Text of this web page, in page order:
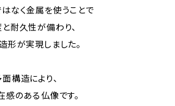
なく金属を使うことで
耐久性が備わり、
形が実現しました。
構造により、
感のある仏像です。